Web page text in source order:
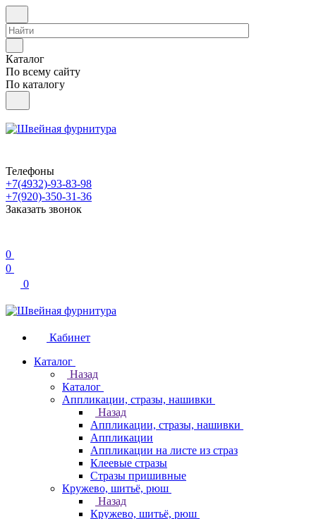
Каталог
По всему сайту
По каталогу
Телефоны
+7(4932)-93-83-98
+7(920)-350-31-36
Заказать звонок
0
0
0
Кабинет
Каталог
Назад
Каталог
Аппликации, стразы, нашивки
Назад
Аппликации, стразы, нашивки
Аппликации
Аппликации на листе из страз
Клеевые стразы
Стразы пришивные
Кружево, шитьё, рюш
Назад
Кружево, шитьё, рюш